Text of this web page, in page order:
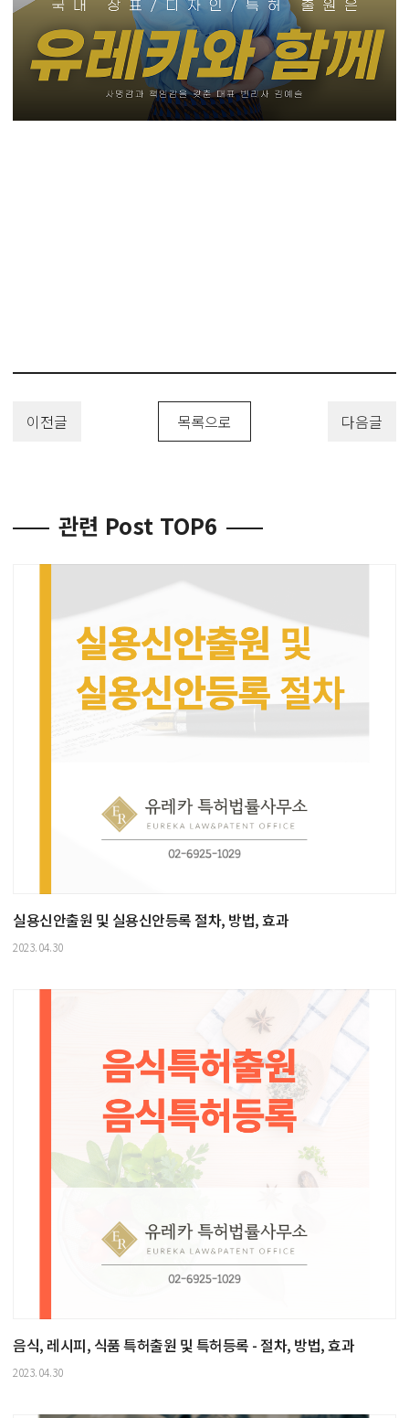
이전글 목록으로 다음글
관련 Post TOP6
실용신안출원 및 실용신안등록 절차, 방법, 효과
2023.04.30
음식, 레시피, 식품 특허출원 및 특허등록 - 절차, 방법, 효과
2023.04.30